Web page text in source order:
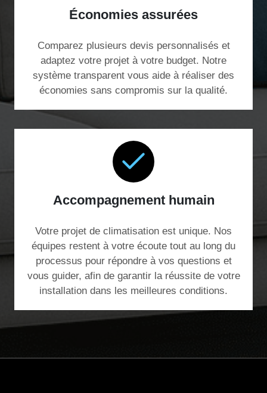
Économies assurées
Comparez plusieurs devis personnalisés et
adaptez votre projet à votre budget. Notre
système transparent vous aide à réaliser des
économies sans compromis sur la qualité.
Accompagnement humain
Votre projet de climatisation est unique. Nos
équipes restent à votre écoute tout au long du
processus pour répondre à vos questions et
vous guider, afin de garantir la réussite de votre
installation dans les meilleures conditions.